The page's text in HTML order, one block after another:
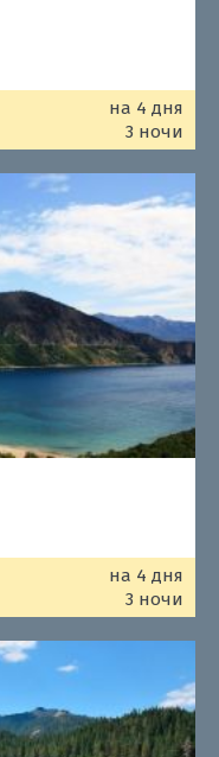
на 4 дня
3 ночи
на 4 дня
3 ночи